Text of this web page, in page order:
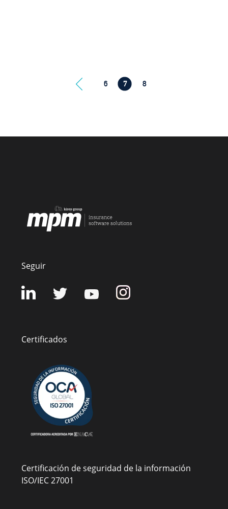
6 7 8
Seguir
Certificados
Certificación de seguridad de la información
ISO/IEC 27001